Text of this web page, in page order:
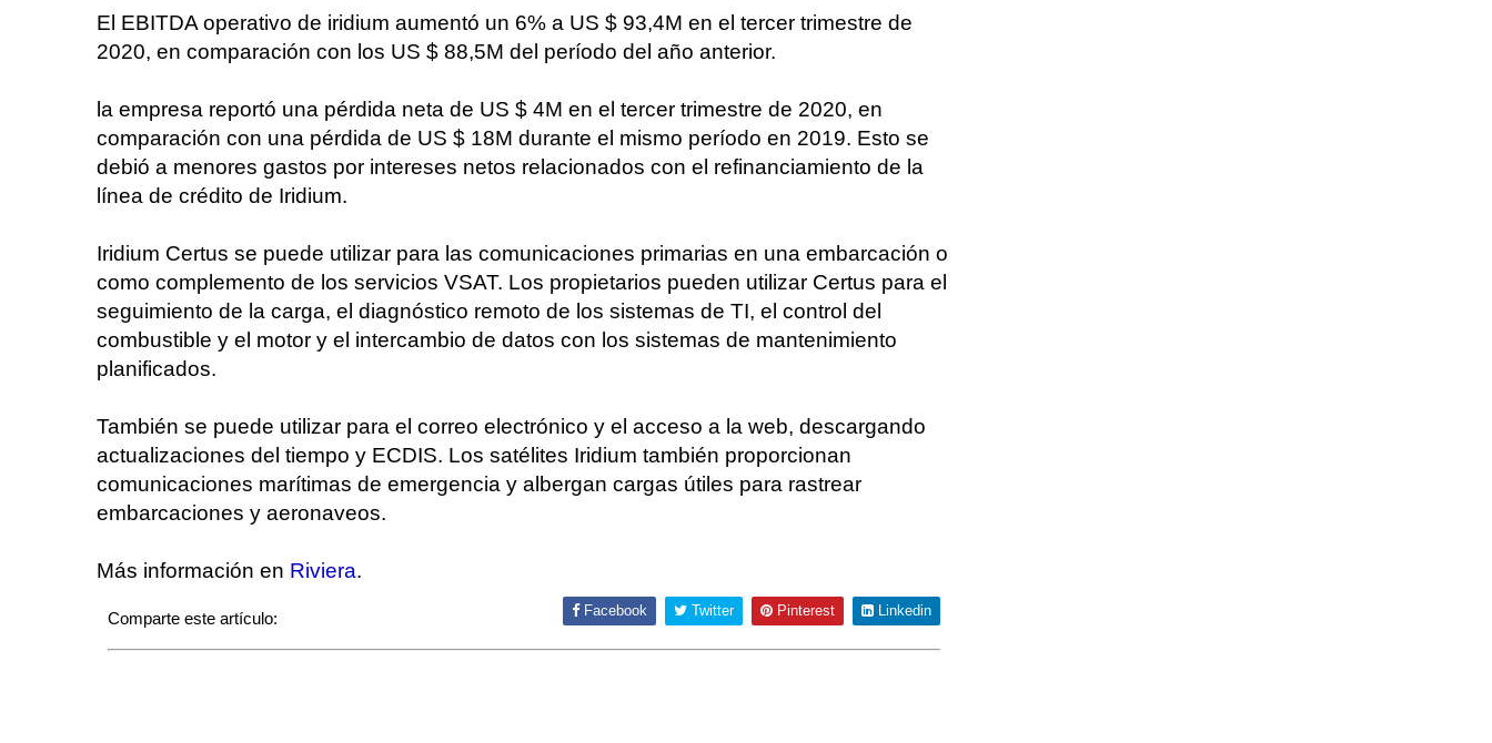
El EBITDA operativo de iridium aumentó un 6% a US $ 93,4M en el tercer trimestre de
2020, en comparación con los US $ 88,5M del período del año anterior.
la empresa reportó una pérdida neta de US $ 4M en el tercer trimestre de 2020, en
comparación con una pérdida de US $ 18M durante el mismo período en 2019. Esto se
debió a menores gastos por intereses netos relacionados con el refinanciamiento de la
línea de crédito de Iridium.
Iridium Certus se puede utilizar para las comunicaciones primarias en una embarcación o
como complemento de los servicios VSAT. Los propietarios pueden utilizar Certus para el
seguimiento de la carga, el diagnóstico remoto de los sistemas de TI, el control del
combustible y el motor y el intercambio de datos con los sistemas de mantenimiento
planificados.
También se puede utilizar para el correo electrónico y el acceso a la web, descargando
actualizaciones del tiempo y ECDIS. Los satélites Iridium también proporcionan
comunicaciones marítimas de emergencia y albergan cargas útiles para rastrear
embarcaciones y aeronaveos.
Más información en Riviera.
Comparte este artículo: Facebook Twitter Pinterest Linkedin